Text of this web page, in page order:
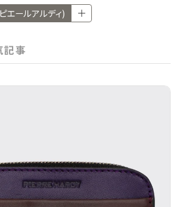
ールアルディ)
記事